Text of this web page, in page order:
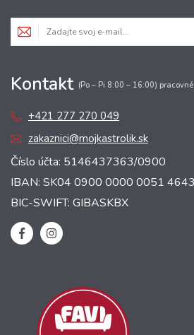
Kontakt (Po – Pi 8:00 – 16:00)
+421 277 270 049
zakaznici@mojkastrolik.sk
Číslo účta: 5146437363/0900
IBAN: SK04 0900 0000 0051
BIC-SWIFT: GIBASKBX